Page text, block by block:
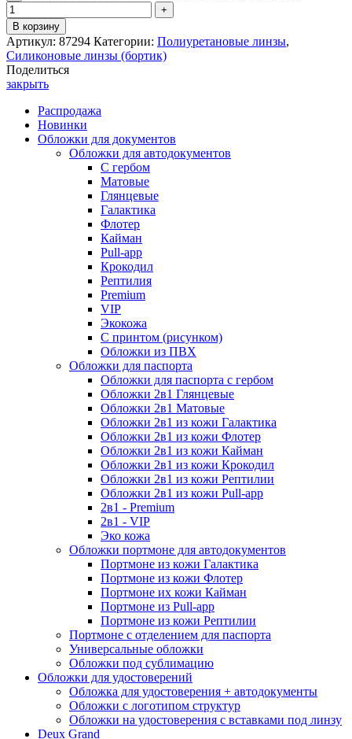
В корзину
Артикул: 87294 Категории: Полиуретановые линзы,
Силиконовые линзы (бортик)
Поделиться
закрыть
Распродажа
Новинки
Обложки для документов
Обложки для автодокументов
С гербом
Матовые
Глянцевые
Галактика
Флотер
Кайман
Pull-app
Крокодил
Рептилия
Premium
VIP
Экокожа
С принтом (рисунком)
Обложки из ПВХ
Обложки для паспорта
Обложки для паспорта с гербом
Обложки 2в1 Глянцевые
Обложки 2в1 Матовые
Обложки 2в1 из кожи Галактика
Обложки 2в1 из кожи Флотер
Обложки 2в1 из кожи Кайман
Обложки 2в1 из кожи Крокодил
Обложки 2в1 из кожи Рептилии
Обложки 2в1 из кожи Pull-app
2в1 - Premium
2в1 - VIP
Эко кожа
Обложки портмоне для автодокументов
Портмоне из кожи Галактика
Портмоне из кожи Флотер
Портмоне их кожи Кайман
Портмоне из Pull-app
Портмоне из кожи Рептилии
Портмоне с отделением для паспорта
Универсальные обложки
Обложки под сублимацию
Обложки для удостоверений
Обложка для удостоверения + автодокументы
Обложки с логотипом структур
Обложки на удостоверения с вставками под линзу
Deux Grand